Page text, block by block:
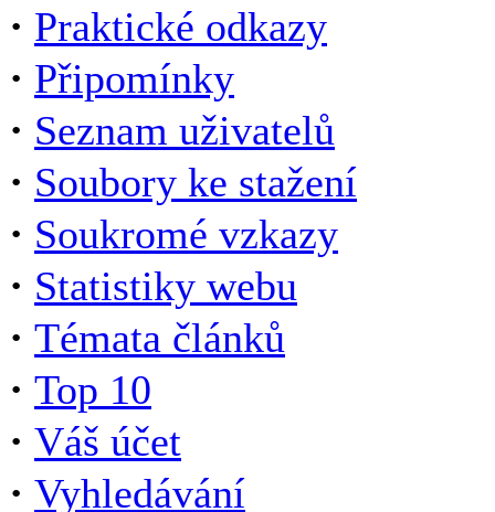
· Praktické odkazy
· Připomínky
· Seznam uživatelů
· Soubory ke stažení
· Soukromé vzkazy
· Statistiky webu
· Témata článků
· Top 10
· Váš účet
· Vyhledávání